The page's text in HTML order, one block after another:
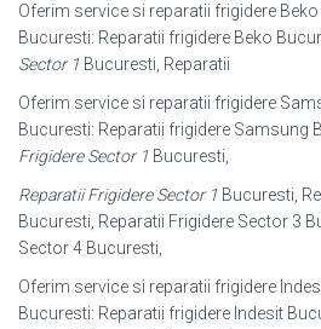
Oferim service si reparatii frigidere
Bucuresti: Reparatii frigidere Beko
Sector 1 Bucuresti, Reparatii
Oferim service si reparatii frigidere
Bucuresti: Reparatii frigidere Samsung
Frigidere Sector 1 Bucuresti,
Reparatii Frigidere Sector 1 Bucuresti,
Bucuresti, Reparatii Frigidere Sector 3
Sector 4 Bucuresti,
Oferim service si reparatii frigidere
Bucuresti: Reparatii frigidere Indesit